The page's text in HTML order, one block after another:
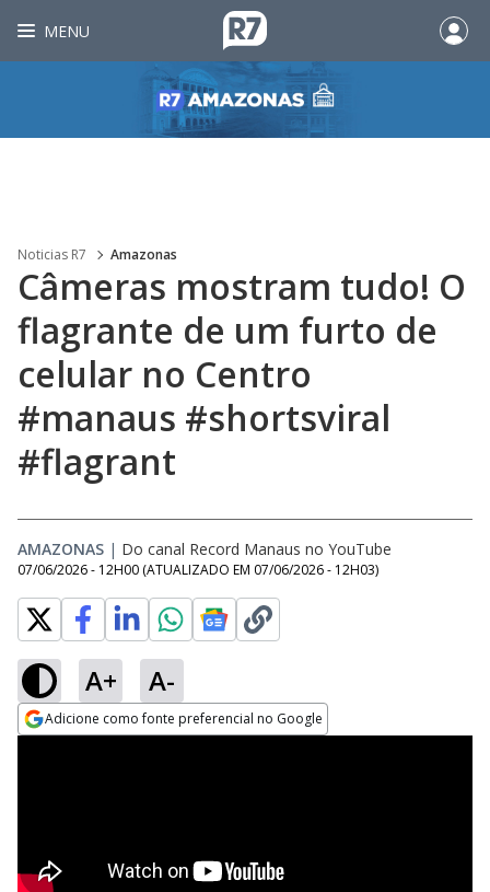
MENU
Noticias R7 Amazonas
Câmeras mostram tudo! O
flagrante de um furto de
celular no Centro
#manaus #shortsviral
#flagrant
AMAZONAS | Do canal Record Manaus no YouTube
07/06/2026 - 12H00 (ATUALIZADO EM 07/06/2026 - 12H03)
A+ A-
Adicione como fonte preferencial no Google